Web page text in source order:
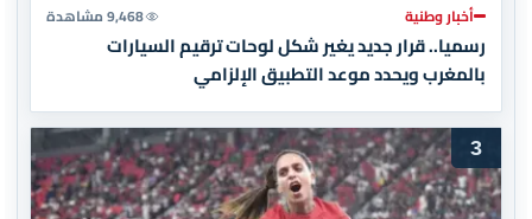
أخبار وطنية 9,468 مشاهدة
رسميا.. قرار جديد يغير شكل لوحات ترقيم السيارات
بالمغرب ويحدد موعد التطبيق الإلزامي
3